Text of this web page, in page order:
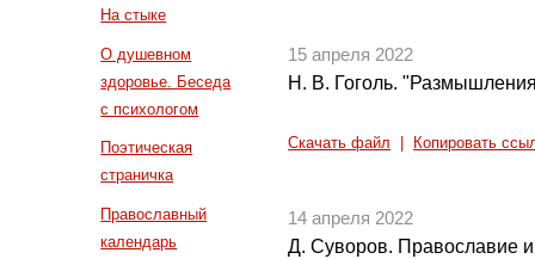
На стыке
О душевном
здоровье. Беседа
с психологом
Поэтическая
страничка
Православный
календарь
15 апреля 2022
Н. В. Гоголь.
Скачать файл Копировать
14 апреля 2022
Д. Суворов. Православие и